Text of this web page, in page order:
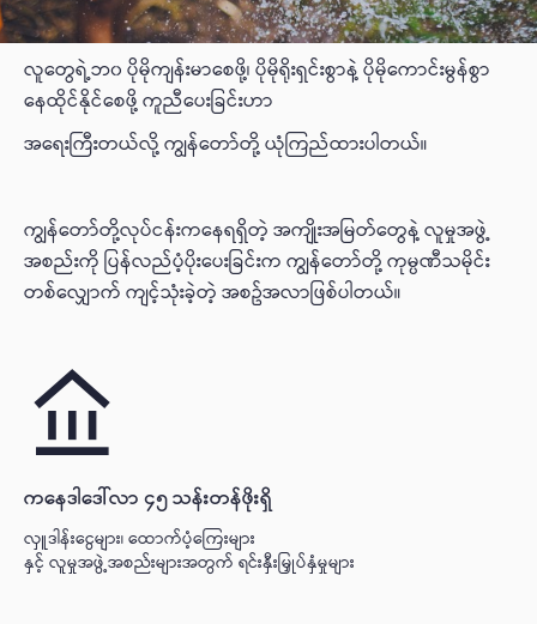
လူတွေရဲ့ဘ၀ ပိုမိုကျန်းမာစေဖို့၊ ပိုမိုရိုးရှင်းစွာနဲ့ ပိုမိုကောင်းမွန်စွာ
နေထိုင်နိုင်စေဖို့ ကူညီပေးခြင်းဟာ
အရေးကြီးတယ်လို့ ကျွန်တော်တို့ ယုံကြည်ထားပါတယ်။
ကျွန်တော်တို့လုပ်ငန်းကနေရရှိတဲ့ အကျိုးအမြတ်တွေနဲ့ လူမှုအဖွဲ့
အစည်းကို ပြန်လည်ပံ့ပိုးပေးခြင်းက ကျွန်တော်တို့ ကုမ္ပဏီသမိုင်း
တစ်လျှောက် ကျင့်သုံးခဲ့တဲ့ အစဥ်အလာဖြစ်ပါတယ်။
ကနေဒါဒေါ်လာ ၄၅ သန်းတန်ဖိုးရှိ
လှူဒါန်းငွေများ၊ ထောက်ပံ့ကြေးများ
နှင့် လူမှုအဖွဲ့အစည်းများအတွက် ရင်းနှီးမြှုပ်နှံမှုများ